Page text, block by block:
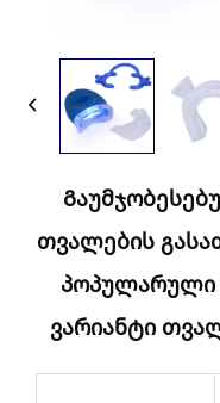
Თვალების
Პოპულარული
Ვარიანტი